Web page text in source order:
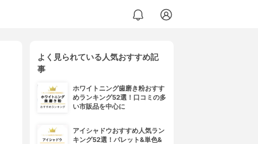
よく見られている人気おすすめ記
事
ホワイトニング歯磨き粉おすす
めランキング52選！口コミの多
い市販品を中心に
アイシャドウおすすめ人気ラン
キング52選！パレット&単色&